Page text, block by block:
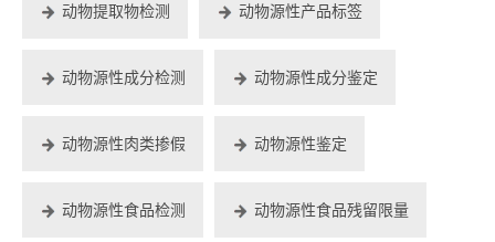
动物提取物检测 动物源性产品标签
动物源性成分检测 动物源性成分鉴定
动物源性肉类掺假 动物源性鉴定
动物源性食品检测 动物源性食品残留限量